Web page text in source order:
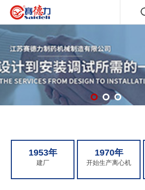
1953年
建厂
1970年
开始生产离心机